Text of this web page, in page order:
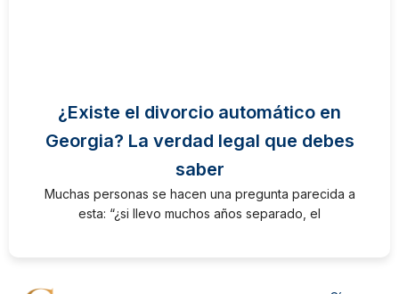
¿Existe el divorcio automático en
Georgia? La verdad legal que debes
saber
Muchas personas se hacen una pregunta parecida a
esta: “¿si llevo muchos años separado, el